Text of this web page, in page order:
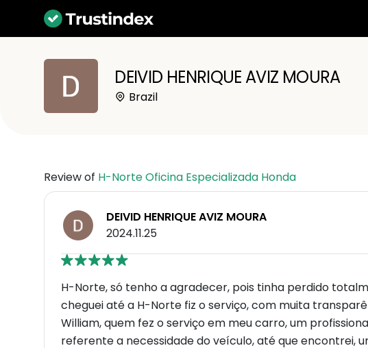
DEIVID HENRIQUE AVIZ MOURA
Brazil
Review of H-Norte Oficina Especializada Honda
DEIVID HENRIQUE AVIZ MOURA
2024.11.25
H-Norte, só tenho a agradecer, pois tinha perdido
cheguei até a H-Norte fiz o serviço, com muita
William, quem fez o serviço em meu carro, um
referente a necessidade do veículo, até que encontrei,